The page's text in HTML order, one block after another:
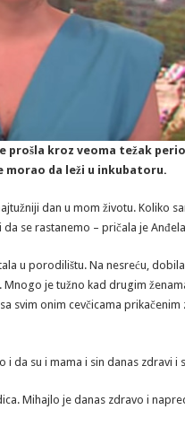
prošla kroz veoma težak
morao da leži u inkubatoru.
dan u mom životu. Koliko
se rastanemo – pričala je
u porodilištu. Na nesreću,
je tužno kad drugim
svim onim cevčicama prikačenim
i da su i mama i sin danas zdravi i
Mihajlo je danas zdravo i